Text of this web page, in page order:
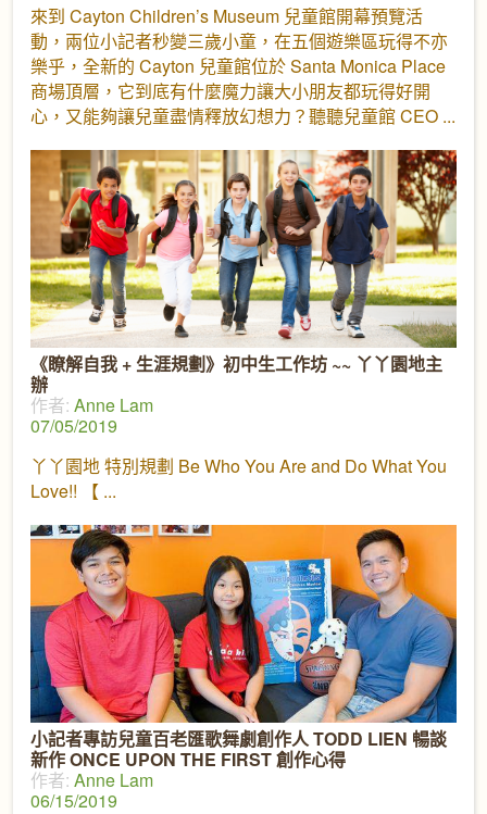
來到 Cayton Children’s Museum 兒童館開幕預覽活
動，兩位小記者秒變三歲小童，在五個遊樂區玩得不亦
樂乎，全新的 Cayton 兒童館位於 Santa Monica Place
商場頂層，它到底有什麼魔力讓大小朋友都玩得好開
心，又能夠讓兒童盡情釋放幻想力？聽聽兒童館 CEO
《瞭解自我 + 生涯規劃》初中生工作坊 ~~ 丫丫園地主
辦
作者: Anne Lam
07/05/2019
丫丫園地 特別規劃 Be Who You Are and Do What You
Love!! 【
小記者專訪兒童百老匯歌舞劇創作人 TODD LIEN 暢談
新作 ONCE UPON THE FIRST 創作心得
作者: Anne Lam
06/15/2019